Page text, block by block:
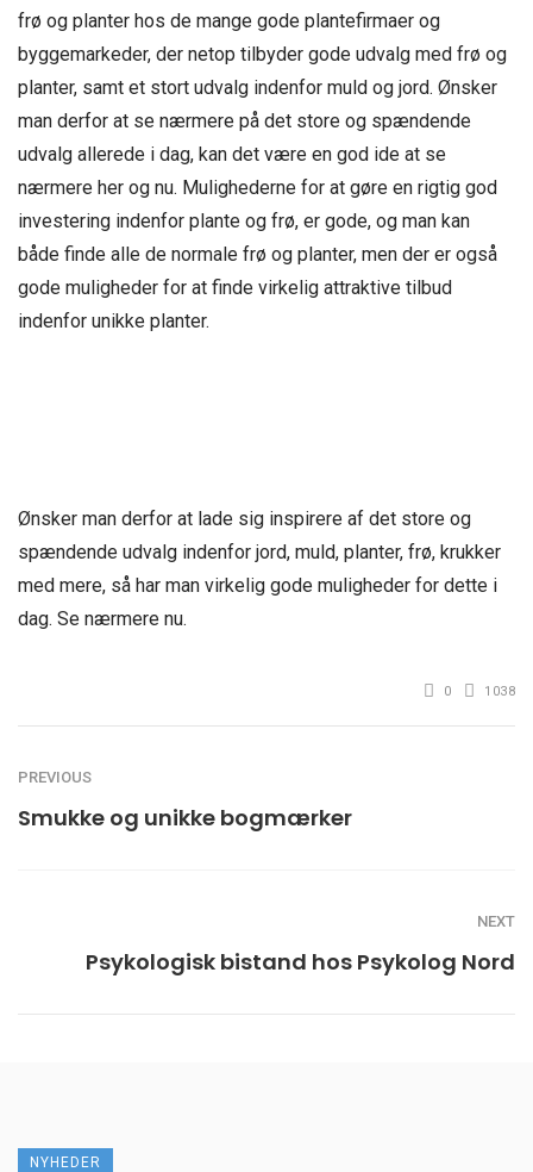
frø og planter hos de mange gode plantefirmaer og
byggemarkeder, der netop tilbyder gode udvalg med frø og
planter, samt et stort udvalg indenfor muld og jord. Ønsker
man derfor at se nærmere på det store og spændende
udvalg allerede i dag, kan det være en god ide at se
nærmere her og nu. Mulighederne for at gøre en rigtig god
investering indenfor plante og frø, er gode, og man kan
både finde alle de normale frø og planter, men der er også
gode muligheder for at finde virkelig attraktive tilbud
indenfor unikke planter.
Ønsker man derfor at lade sig inspirere af det store og
spændende udvalg indenfor jord, muld, planter, frø, krukker
med mere, så har man virkelig gode muligheder for dette i
dag. Se nærmere nu.
0 1038
PREVIOUS
Smukke og unikke bogmærker
NEXT
Psykologisk bistand hos Psykolog Nord
NYHEDER